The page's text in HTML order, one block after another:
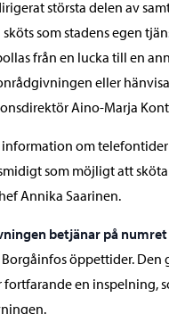
största delen av
som stadens egen
från en lucka till en
eller
Aino-Marja
information om
som möjligt att
Annika Saarinen.
betjänar på
öppettider. Den
fortfarande en inspelning,